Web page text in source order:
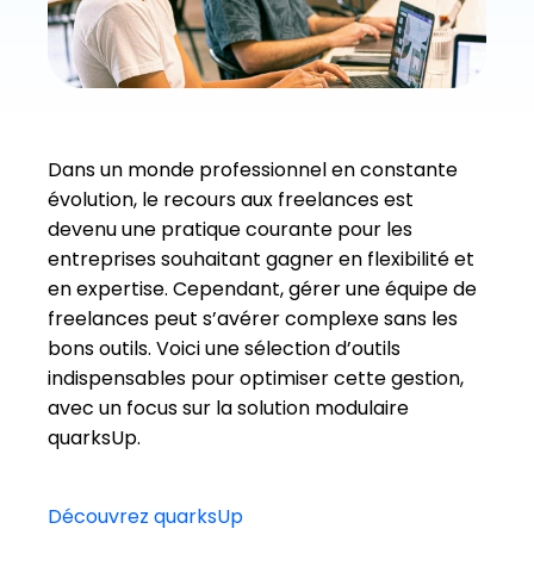
Dans un monde professionnel en constante
évolution, le recours aux freelances est
devenu une pratique courante pour les
entreprises souhaitant gagner en flexibilité et
en expertise. Cependant, gérer une équipe de
freelances peut s’avérer complexe sans les
bons outils. Voici une sélection d’outils
indispensables pour optimiser cette gestion,
avec un focus sur la solution modulaire
quarksUp.
Découvrez quarksUp